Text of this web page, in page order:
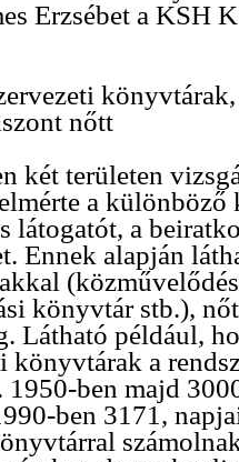
Erzsébet a KSH
nőtt
két területen
a
látogatót, a
Ennek alapján
könyvtár stb.),
Látható például,
könyvtárak a
1950-ben majd
ben 3171,